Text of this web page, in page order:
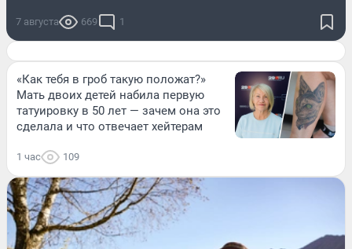
7 августа 669 1
«Как тебя в гроб такую положат?»
Мать двоих детей набила первую
татуировку в 50 лет — зачем она это
сделала и что отвечает хейтерам
1 час 109